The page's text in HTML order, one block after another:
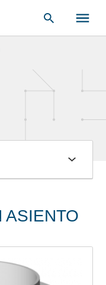
ASIENTO